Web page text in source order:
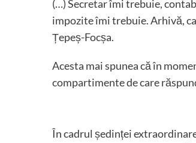
(…) Secretar îmi trebuie,
impozite îmi trebuie. Arhivă,
Țepeș-Focșa.
Acesta mai spunea că în
compartimente de care
În cadrul ședinței